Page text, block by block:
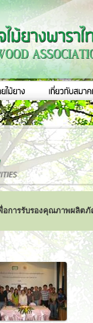
อการรับรองคุณภาพผลิต